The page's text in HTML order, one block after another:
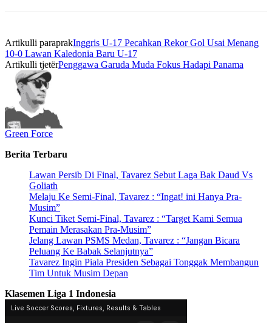
Artikulli paraprakInggris U-17 Pecahkan Rekor Gol Usai Menang
10-0 Lawan Kaledonia Baru U-17
Artikulli tjetërPenggawa Garuda Muda Fokus Hadapi Panama
Green Force
Berita Terbaru
Lawan Persib Di Final, Tavarez Sebut Laga Bak Daud Vs
Goliath
Melaju Ke Semi-Final, Tavarez : “Ingat! ini Hanya Pra-
Musim”
Kunci Tiket Semi-Final, Tavarez : “Target Kami Semua
Pemain Merasakan Pra-Musim”
Jelang Lawan PSMS Medan, Tavarez : “Jangan Bicara
Peluang Ke Babak Selanjutnya”
Tavarez Ingin Piala Presiden Sebagai Tonggak Membangun
Tim Untuk Musim Depan
Klasemen Liga 1 Indonesia